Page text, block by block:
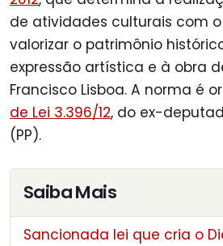
de atividades culturais com
valorizar o patrimônio
expressão artística e à obra
Francisco Lisboa. A norma é
de Lei 3.396/12, do ex-
(PP).
Saiba Mais
Sancionada lei que cria o